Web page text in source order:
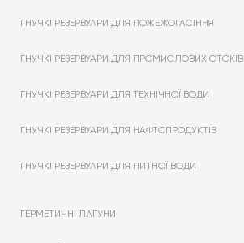
ГНУЧКІ РЕЗЕРВУАРИ ДЛЯ ПОЖЕЖОГАСІННЯ
ГНУЧКІ РЕЗЕРВУАРИ ДЛЯ ПРОМИСЛОВИХ СТОКІВ
ГНУЧКІ РЕЗЕРВУАРИ ДЛЯ ТЕХНІЧНОЇ ВОДИ
ГНУЧКІ РЕЗЕРВУАРИ ДЛЯ НАФТОПРОДУКТІВ
ГНУЧКІ РЕЗЕРВУАРИ ДЛЯ ПИТНОЇ ВОДИ
ГЕРМЕТИЧНІ ЛАГУНИ